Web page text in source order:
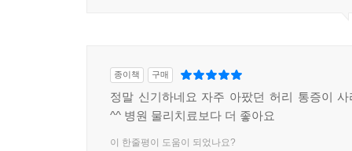
종이책 구매
정말 신기하네요 자주 아팠던 허리 통증이
^^ 병원 물리치료보다 더 좋아요
이 한줄평이 도움이 되었나요?